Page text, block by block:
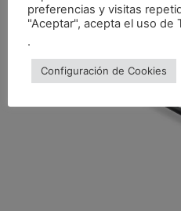
preferencias y visitas
"Aceptar", acepta el uso de
.
Configuración de Cookies